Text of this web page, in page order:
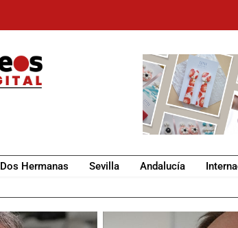
Dos Hermanas Sevilla Andalucía